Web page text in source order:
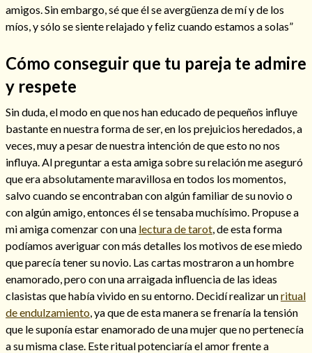
Consulta de tarot online
amigos. Sin embargo, sé que él se avergüenza de mí y de los
míos, y sólo se siente relajado y feliz cuando estamos a solas”
Cómo conseguir que tu pareja te admire
y respete
Sin duda, el modo en que nos han educado de pequeños influye
bastante en nuestra forma de ser, en los prejuicios heredados, a
veces, muy a pesar de nuestra intención de que esto no nos
influya. Al preguntar a esta amiga sobre su relación me aseguró
que era absolutamente maravillosa en todos los momentos,
salvo cuando se encontraban con algún familiar de su novio o
con algún amigo, entonces él se tensaba muchísimo. Propuse a
mi amiga comenzar con una lectura de tarot , de esta forma
podíamos averiguar con más detalles los motivos de ese miedo
que parecía tener su novio. Las cartas mostraron a un hombre
enamorado, pero con una arraigada influencia de las ideas
clasistas que había vivido en su entorno. Decidí realizar unritual
de endulzamiento , ya que de esta manera se frenaría la tensión
que le suponía estar enamorado de una mujer que no pertenecía
a su misma clase. Este ritual potenciaría el amor frente a